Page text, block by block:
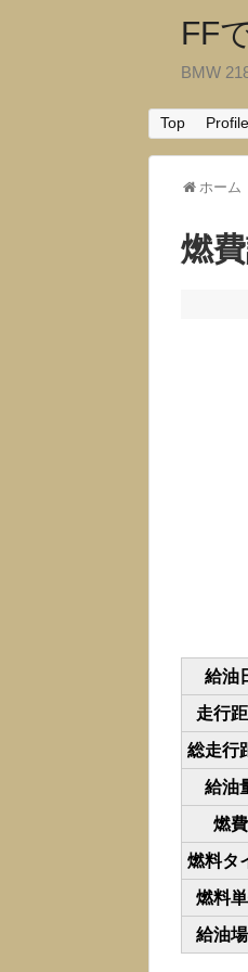
FF
BMW
Top Profile
ホーム
燃
給油
走行
総走行
給油
燃費
燃料タ
燃料
給油